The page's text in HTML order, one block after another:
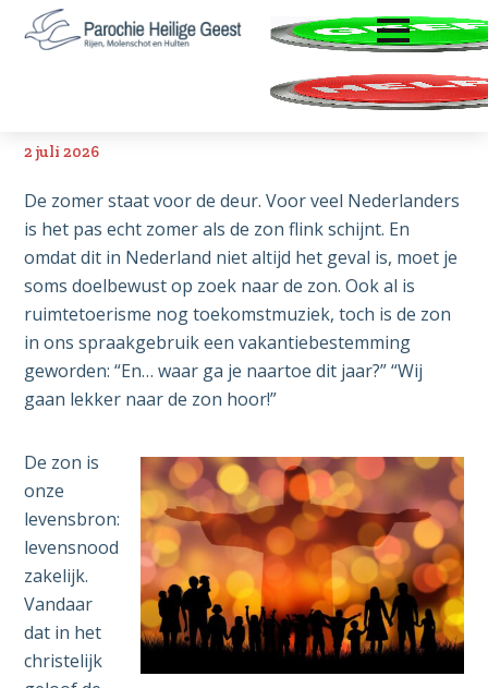
Door
naar
Spring
naar
Hulten
Zoeken
ENTER OM TE OPENEN
2 juli 2026
De zomer staat voor de deur. Voor veel Nederlanders
is het pas echt zomer als de zon flink schijnt. En
omdat dit in Nederland niet altijd het geval is, moet je
soms doelbewust op zoek naar de zon. Ook al is
ruimtetoerisme nog toekomstmuziek, toch is de zon
in ons spraakgebruik een vakantiebestemming
geworden: “En… waar ga je naartoe dit jaar?” “Wij
gaan lekker naar de zon hoor!”
De zon is
onze
levensbron:
levensnood
zakelijk.
Vandaar
dat in het
christelijk